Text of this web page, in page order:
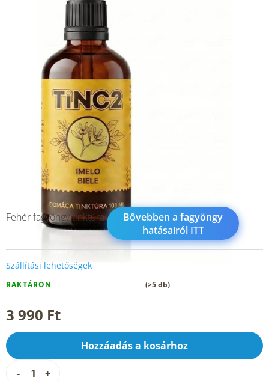
3 990 Ft
RAKTÁRON (>5 db)
Szállítási lehetőségek
Hozzáadás a kosárhoz
Fehér fagyöngy tinktúra
Bővebben a fagyöngy
hatásairól ITT